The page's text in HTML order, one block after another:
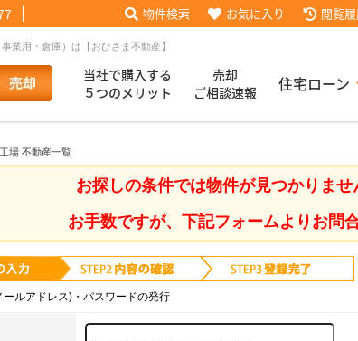
業用・倉庫）は【おひさま不動産】
物件検索 お気に入り 閲覧
当社で購入する
５つのメリット
売却
ご相談速報
住宅ローン
お客様の声 当社の歩み 履歴
採用情報
査定依頼 協力業者様募集 ローコ
場 不動産一覧
お探しの条件では物件が見つかりませ
お手数ですが、下記フォームよりお問
ールアドレス)・パスワードの発行